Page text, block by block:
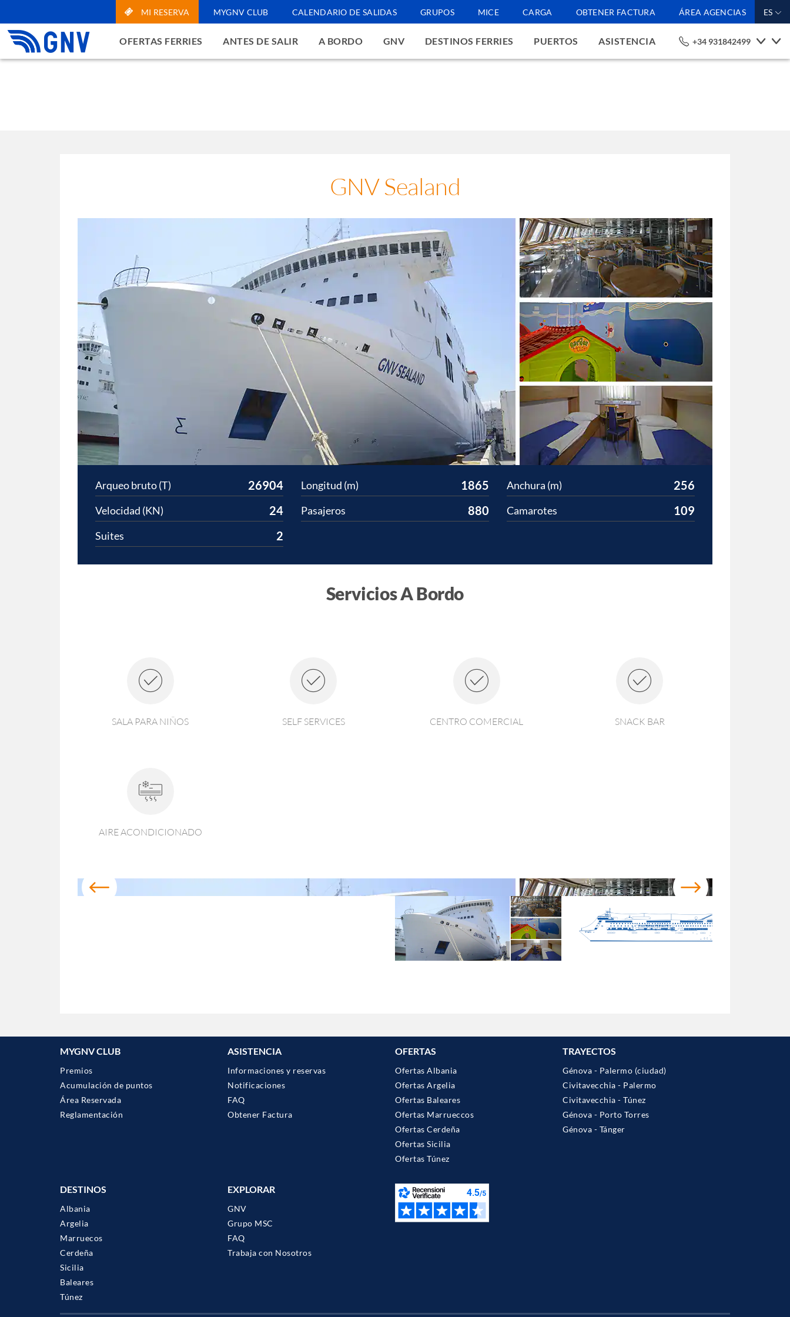
MI RESERVA MYGNV CLUB CALENDARIO DE SALIDAS GRUPOS MICE CARGA OBTENER FACTURA ÁREA AGENCIAS ES
OFERTAS FERRIES ANTES DE SALIR A BORDO GNV DESTINOS FERRIES PUERTOS ASISTENCIA +34 931842499
GNV Sealand
Arqueo bruto (T) 26904 Longitud (m) 1865 Anchura (m) 256
Velocidad (KN) 24 Pasajeros 880 Camarotes 109
Suites 2
Servicios A Bordo
SALA PARA NIÑOS SELF SERVICES CENTRO COMERCIAL SNACK BAR
AIRE ACONDICIONADO
MYGNV CLUB
Premios
Acumulación de puntos
Área Reservada
Reglamentación
ASISTENCIA
Informaciones y reservas
Notificaciones
FAQ
Obtener Factura
OFERTAS
Ofertas Albania
Ofertas Argelia
Ofertas Baleares
Ofertas Marrueccos
Ofertas Cerdeña
Ofertas Sicilia
Ofertas Túnez
TRAYECTOS
Génova - Palermo (ciudad)
Civitavecchia - Palermo
Civitavecchia - Túnez
Génova - Porto Torres
Génova - Tánger
DESTINOS
Albania
Argelia
Marruecos
Cerdeña
Sicilia
Baleares
Túnez
EXPLORAR
GNV
Grupo MSC
FAQ
Trabaja con Nosotros